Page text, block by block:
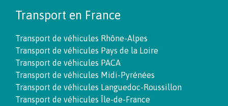
Transport en France
Transport de véhicules Rhône-Alpes
Transport de véhicules Pays de la Loire
Transport de véhicules PACA
Transport de véhicules Midi-Pyrénées
Transport de véhicules Languedoc-Roussillon
Transport de véhicules Île-de-France